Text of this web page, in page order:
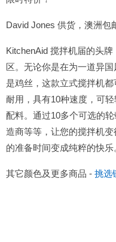
David Jones 供货，澳洲包
KitchenAid 搅拌机届的头
区。无论你是在为一道异
是鸡丝，这款立式搅拌机
耐用，具有10种速度，可
配料。通过10多个可选的
造商等等，让您的搅拌机
的准备时间变成纯粹的快乐
其它颜色及更多商品 - 挑选